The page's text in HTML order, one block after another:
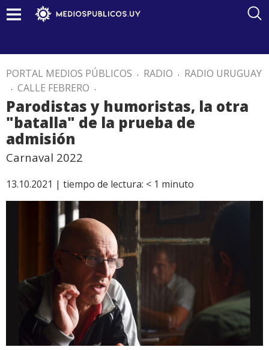
PORTAL MEDIOS PÚBLICOS . RADIO . RADIO URUGUAY
. CALLE FEBRERO .
Parodistas y humoristas, la otra
"batalla" de la prueba de
admisión
Carnaval 2022
13.10.2021 | tiempo de lectura: < 1 minuto